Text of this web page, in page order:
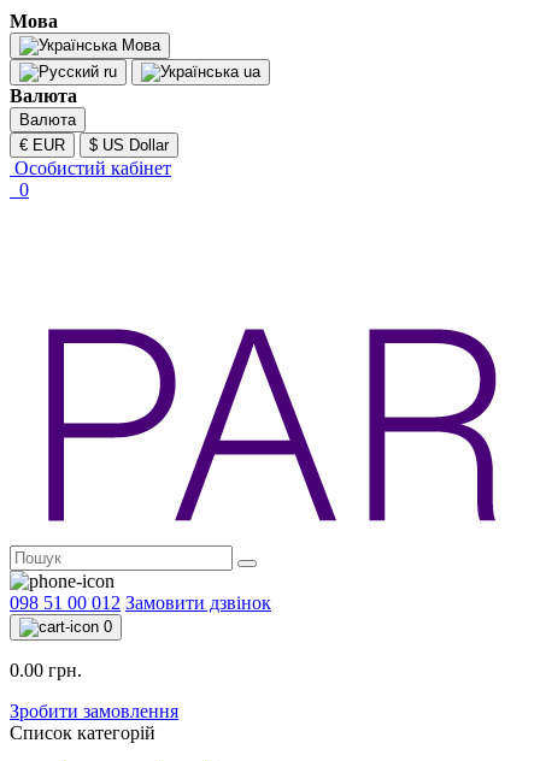
Мова
Мова
ru
ua
Валюта
Валюта
€ EUR
$ US Dollar
Особистий кабінет
0
098 51 00 012 Замовити дзвінок
0
0.00 грн.
Зробити замовлення
Список категорій